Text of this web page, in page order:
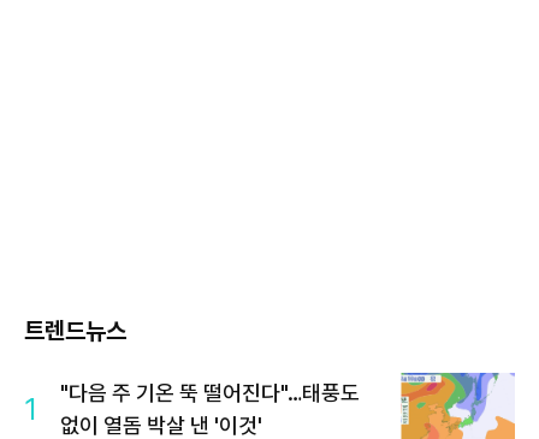
트렌드뉴스
1
"다음 주 기온 뚝 떨어진다"…태풍도
없이 열돔 박살 낸 '이것'